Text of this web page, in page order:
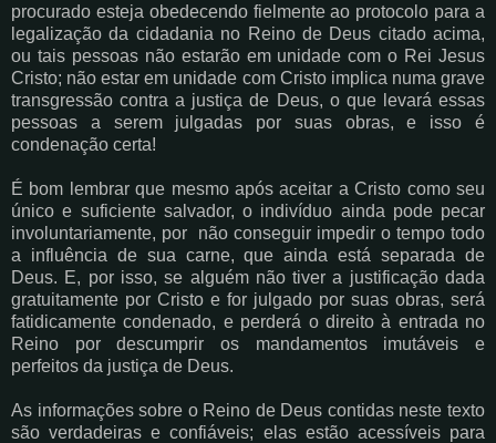
procurado esteja obedecendo fielmente ao protocolo para a
legalização da cidadania no Reino de Deus citado acima,
ou tais pessoas não estarão em unidade com o Rei Jesus
Cristo; não estar em unidade com Cristo implica numa grave
transgressão contra a justiça de Deus, o que levará essas
pessoas a serem julgadas por suas obras, e isso é
condenação certa!
É bom lembrar que mesmo após aceitar a Cristo como seu
único e suficiente salvador, o indivíduo ainda pode pecar
involuntariamente, por não conseguir impedir o tempo todo
a influência de sua carne, que ainda está separada de
Deus. E, por isso, se alguém não tiver a justificação dada
gratuitamente por Cristo e for julgado por suas obras, será
fatidicamente condenado, e perderá o direito à entrada no
Reino por descumprir os mandamentos imutáveis e
perfeitos da justiça de Deus.
As informações sobre o Reino de Deus contidas neste texto
são verdadeiras e confiáveis; elas estão acessíveis para